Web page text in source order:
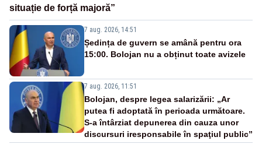
situație de forță majoră”
7 aug. 2026, 14:51
Ședința de guvern se amână pentru ora
15:00. Bolojan nu a obținut toate avizele
7 aug. 2026, 11:51
Bolojan, despre legea salarizării: „Ar
putea fi adoptată în perioada următoare.
S-a întârziat depunerea din cauza unor
discursuri iresponsabile în spaţiul public”